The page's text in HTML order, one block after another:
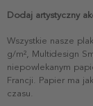
Dodaj artystyczny
Wszystkie nasze
g/m², Multidesign
niepowlekanym
Francji. Papier ma
czasu.